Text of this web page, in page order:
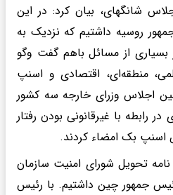
شانگهای، بیان کرد: در این
روسیه داشتیم که نزدیک به
از مسائل باهم گفت وگو
منطقه‌ای، اقتصادی و اسنپ
اجلاس وزرای خارجه سه کشور
رابطه با غیرقانونی بودن رفتار
بک امضاء کردند.
نامه تحویل شورای امنیت سازمان
جمهور چین داشتیم. با رئیس